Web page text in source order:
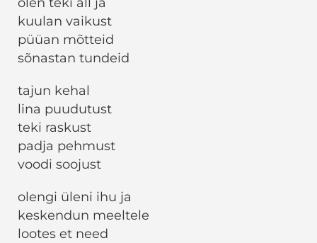
kuulan vaikust
püüan mõtteid
sõnastan tundeid
tajun kehal
lina puudutust
teki raskust
padja pehmust
voodi soojust
olengi üleni ihu ja
keskendun meeltele
lootes et need